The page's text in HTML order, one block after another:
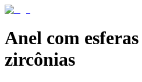
Anel com esferas
zircônias